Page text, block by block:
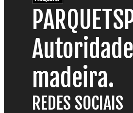
madeira.
REDES SOCIAIS